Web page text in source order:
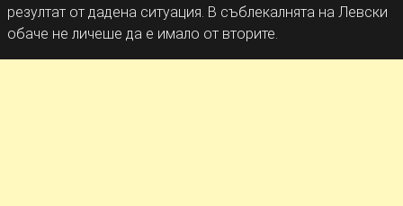
резултат от дадена ситуация. В съблекалнята на Левски
обаче не личеше да е имало от вторите.